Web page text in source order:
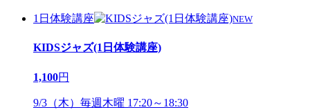
1日体験講座 NEW
KIDSジャズ(1日体験講座)
1,100円
9/3（木）毎週木曜 17:20～18:30